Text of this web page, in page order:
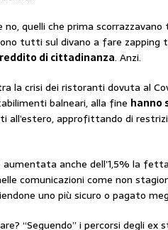
no, quelli che prima
tutti sul divano a fare zapping
reddito di cittadinanza. Anzi.
la crisi dei ristoranti dovuta al
balneari, alla fine hanno
all’estero, approfittando di
anche dell’1,5% la
comunicazioni come non
uno più sicuro o pagato
“Seguendo” i percorsi degli ex